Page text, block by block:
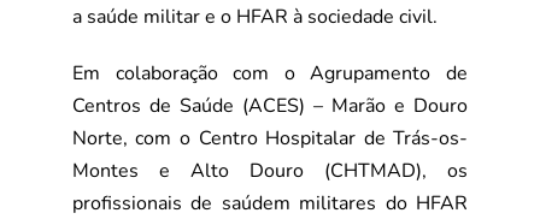
a saúde militar e o HFAR à sociedade civil.
Em colaboração com o Agrupamento de
Centros de Saúde (ACES) – Marãoe Douro
Norte, com o Centro Hospitalar de Trás-os-
Montes e Alto Douro (CHTMAD),os
profissionais de saúdem militares do HFAR